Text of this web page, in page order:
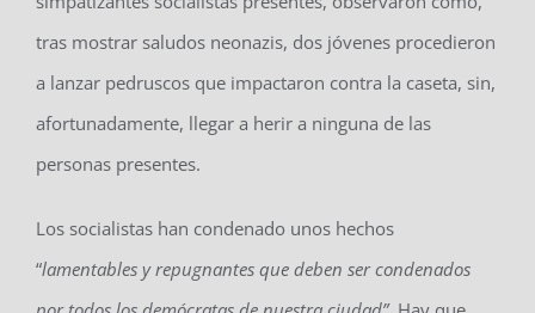
tras mostrar saludos neonazis, dos jóvenes procedieron
a lanzar pedruscos que impactaron contra la caseta, sin,
afortunadamente, llegar a herir a ninguna de las
personas presentes.
Los socialistas han condenado unos hechos
“lamentables y repugnantes que deben ser condenados